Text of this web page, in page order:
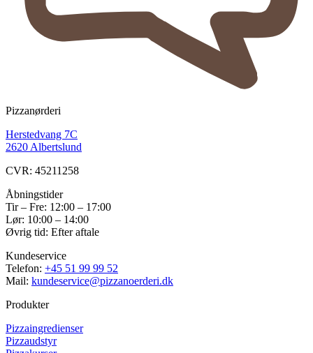
Pizzanørderi
Herstedvang 7C
2620 Albertslund
CVR: 45211258
Åbningstider
Tir – Fre: 12:00 – 17:00
Lør: 10:00 – 14:00
Øvrig tid: Efter aftale
Kundeservice
Telefon: +45 51 99 99 52
Mail: kundeservice@pizzanoerderi.dk
Produkter
Pizzaingredienser
Pizzaudstyr